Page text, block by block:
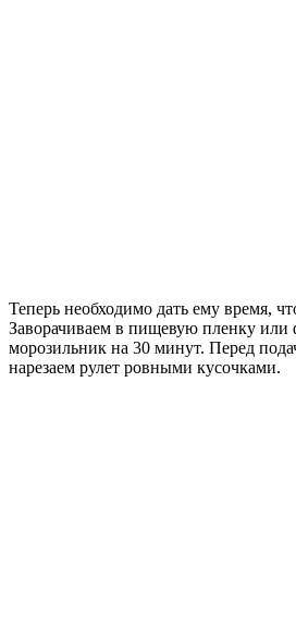
Теперь необходимо дать ему время,
Заворачиваем в пищевую пленку или
морозильник на 30 минут. Перед
нарезаем рулет ровными кусочками.